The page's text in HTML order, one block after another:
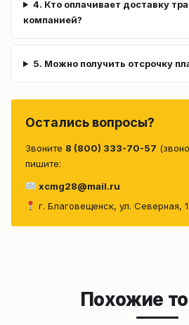
4. Кто оплачивает доставку
компанией?
5. Можно получить отсрочку
Остались вопросы?
Звоните 8 (800) 333-70-57
пишите:
xcmg28@mail.ru
г. Благовещенск, ул. Северная,
Похожие